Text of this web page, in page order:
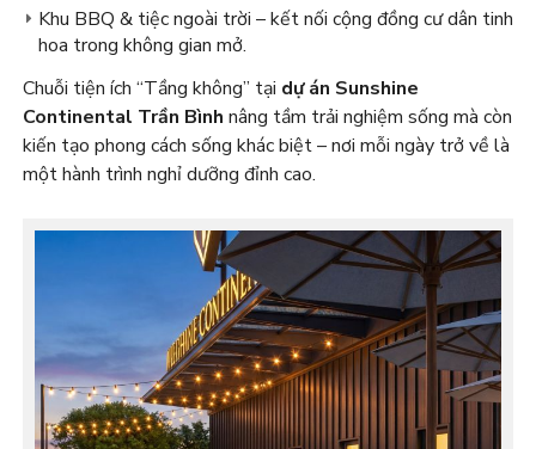
Khu BBQ & tiệc ngoài trời – kết nối cộng đồng cư dân tinh
hoa trong không gian mở.
Chuỗi tiện ích “Tầng không” tại dự án Sunshine
Continental Trần Bình nâng tầm trải nghiệm sống mà còn
kiến tạo phong cách sống khác biệt – nơi mỗi ngày trở về là
một hành trình nghỉ dưỡng đỉnh cao.